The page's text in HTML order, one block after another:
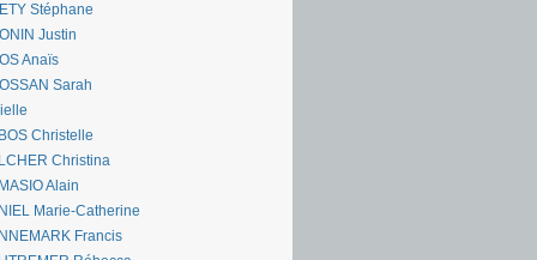
Stéphane
Justin
Anaïs
Sarah
Christelle
Christina
Alain
Marie-Catherine
Francis